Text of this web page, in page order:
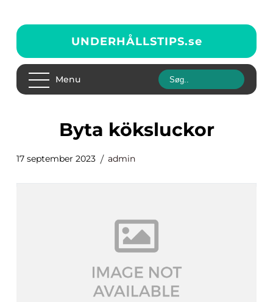
UNDERHÅLLSTIPS.se
Menu
byta köksluckor
17 september 2023 admin